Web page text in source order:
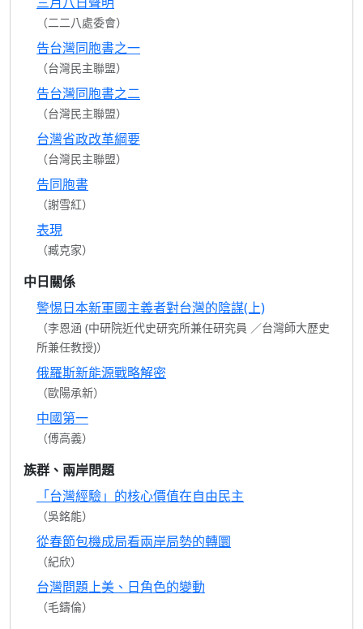
（二二八處委會）
告台灣同胞書之一
（台灣民主聯盟）
告台灣同胞書之二
（台灣民主聯盟）
台灣省政改革綱要
（台灣民主聯盟）
告同胞書
（謝雪紅）
表現
（臧克家）
中日關係
警惕日本新軍國主義者對台灣的陰謀(上)
（李恩涵 (中研院近代史研究所兼任研究員 ／台灣師大歷史
所兼任教授)）
俄羅斯新能源戰略解密
（歐陽承新）
中國第一
（傅高義）
族群、兩岸問題
「台灣經驗」的核心價值在自由民主
（吳銘能）
從春節包機成局看兩岸局勢的轉圜
（紀欣）
台灣問題上美、日角色的變動
（毛鑄倫）